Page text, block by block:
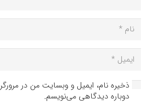
ذخیره نام، ایمیل و وبسایت من در
دوباره دیدگاهی می‌نویسم.